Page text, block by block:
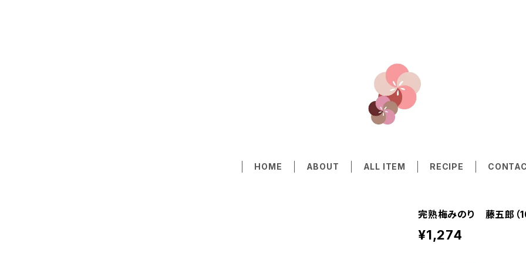
HOME ABOUT ALL ITEM RECIPE
完熟梅みのり 藤五郎（
¥1,274